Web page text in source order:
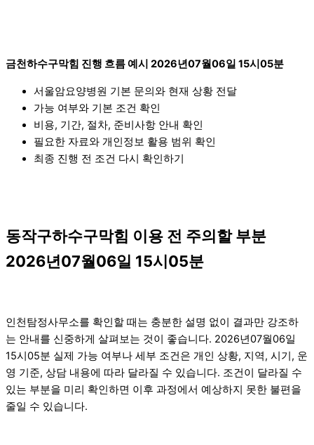
금천하수구막힘 진행 흐름 예시 2026년07월06일 15시05분
서울암요양병원 기본 문의와 현재 상황 전달
가능 여부와 기본 조건 확인
비용, 기간, 절차, 준비사항 안내 확인
필요한 자료와 개인정보 활용 범위 확인
최종 진행 전 조건 다시 확인하기
동작구하수구막힘 이용 전 주의할 부분
2026년07월06일 15시05분
인천탐정사무소를 확인할 때는 충분한 설명 없이 결과만 강조하
는 안내를 신중하게 살펴보는 것이 좋습니다. 2026년07월06일
15시05분 실제 가능 여부나 세부 조건은 개인 상황, 지역, 시기, 운
영 기준, 상담 내용에 따라 달라질 수 있습니다. 조건이 달라질 수
있는 부분을 미리 확인하면 이후 과정에서 예상하지 못한 불편을
줄일 수 있습니다.